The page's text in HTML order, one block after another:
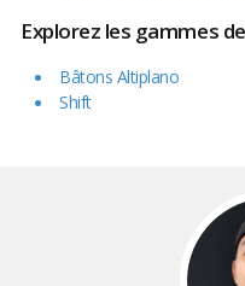
Explorez les gammes
Bâtons Altiplano
Shift